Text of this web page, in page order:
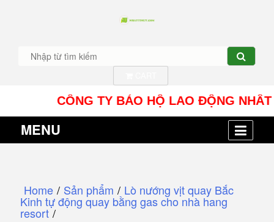
CÔNG TY BẢO HỘ LAO ĐỘNG
MENU
Home / Sản phẩm / Lò nướng vịt quay Bắc
Kinh tự động quay bằng gas cho nhà hang
resort /